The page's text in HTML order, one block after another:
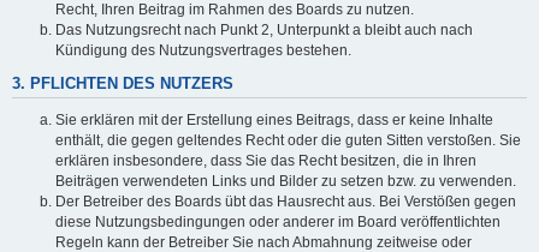
Recht, Ihren Beitrag im Rahmen des Boards zu nutzen.
Das Nutzungsrecht nach Punkt 2, Unterpunkt a bleibt auch nach
Kündigung des Nutzungsvertrages bestehen.
3. PFLICHTEN DES NUTZERS
Sie erklären mit der Erstellung eines Beitrags, dass er keine Inhalte
enthält, die gegen geltendes Recht oder die guten Sitten verstoßen. Sie
erklären insbesondere, dass Sie das Recht besitzen, die in Ihren
Beiträgen verwendeten Links und Bilder zu setzen bzw. zu verwenden.
Der Betreiber des Boards übt das Hausrecht aus. Bei Verstößen gegen
diese Nutzungsbedingungen oder anderer im Board veröffentlichten
Regeln kann der Betreiber Sie nach Abmahnung zeitweise oder